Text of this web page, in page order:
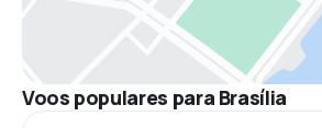
Voos populares para Brasília